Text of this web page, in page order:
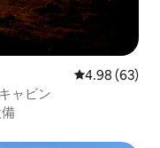
レビュー63
4.98 (63)
ャビン